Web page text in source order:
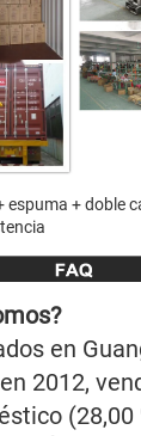
espuma + doble
en
2012,
(28,00